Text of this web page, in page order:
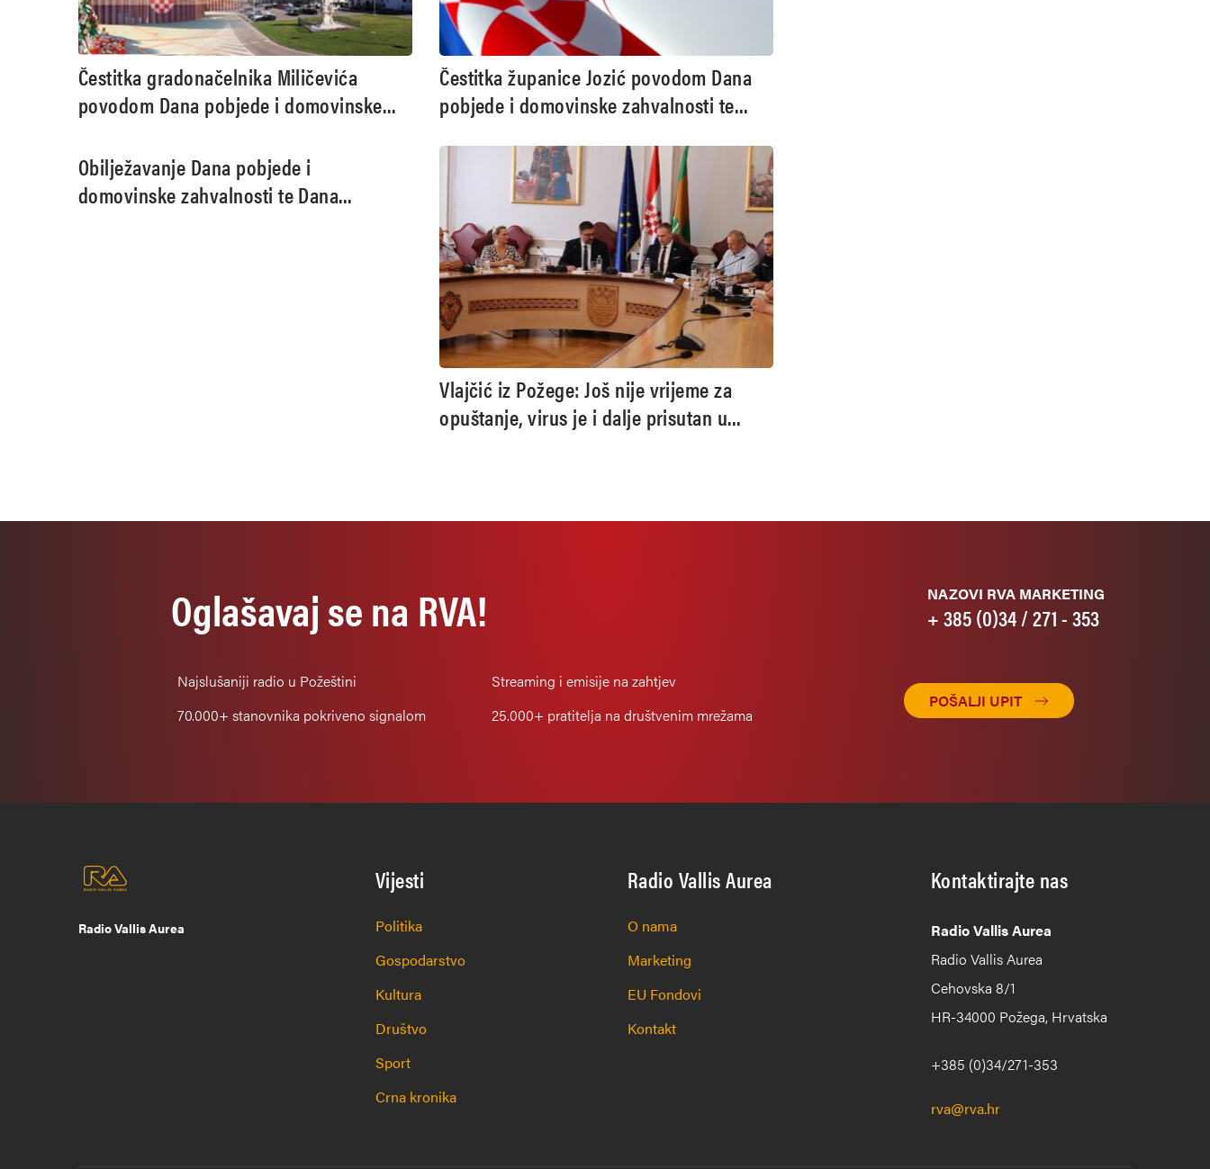
Čestitka gradonačelnika Miličevića
povodom Dana pobjede i domovinske
Čestitka županice Jozić povodom Dana
pobjede i domovinske zahvalnosti te
Obilježavanje Dana pobjede i
domovinske zahvalnosti te Dana
Vlajčić iz Požege: Još nije vrijeme za
opuštanje, virus je i dalje prisutan u
Oglašavaj se na RVA!
Najslušaniji radio u Požeštini
Streaming i emisije na zahtjev
70.000+ stanovnika pokriveno signalom 25.000+ pratitelja na društvenim mrežama
NAZOVI RVA MARKETING
+ 385 (0)34 / 271 - 353
POŠALJI UPIT
Radio Vallis Aurea
Vijesti
Politika
Gospodarstvo
Kultura
Društvo
Sport
Crna kronika
Radio Vallis Aurea
O nama
Marketing
EU Fondovi
Kontakt
Kontaktirajte nas
Radio Vallis Aurea
Radio Vallis Aurea
Cehovska 8/1
HR-34000 Požega, Hrvatska
+385 (0)34/271-353
rva@rva.hr